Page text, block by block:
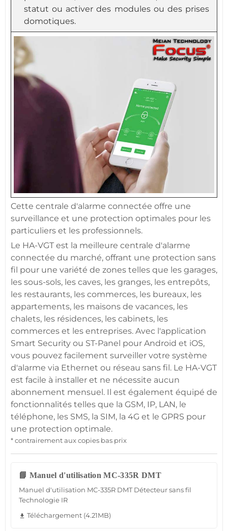
statut ou activer des modules ou des prises
domotiques.
Cette centrale d'alarme connectée offre une
surveillance et une protection optimales pour les
particuliers et les professionnels.
Le HA-VGT est la meilleure centrale d'alarme
connectée du marché, offrant une protection sans
fil pour une variété de zones telles que les garages,
les sous-sols, les caves, les granges, les entrepôts,
les restaurants, les commerces, les bureaux, les
appartements, les maisons de vacances, les
chalets, les résidences, les cabinets, les
commerces et les entreprises. Avec l'application
Smart Security ou ST-Panel pour Android et iOS,
vous pouvez facilement surveiller votre système
d'alarme via Ethernet ou réseau sans fil. Le HA-VGT
est facile à installer et ne nécessite aucun
abonnement mensuel. Il est également équipé de
fonctionnalités telles que la GSM, IP, LAN, le
téléphone, les SMS, la SIM, la 4G et le GPRS pour
une protection optimale.
* contrairement aux copies bas prix
📘 Manuel d'utilisation MC-335R DMT
Manuel d'utilisation MC-335R DMT Détecteur sans fil
Technologie IR
file_download Téléchargement (4.21MB)